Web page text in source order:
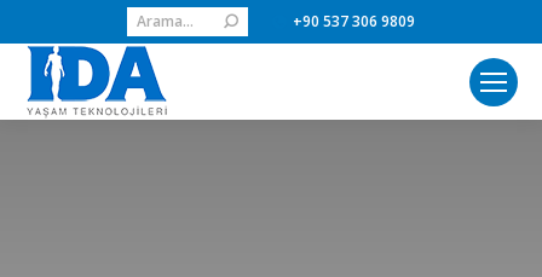
Search: +90 537 306 9809